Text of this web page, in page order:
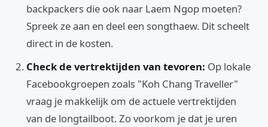
backpackers die ook naar Laem Ngop moeten?
Spreek ze aan en deel een songthaew. Dit scheelt
direct in de kosten.
Check de vertrektijden van tevoren: Op lokale
Facebookgroepen zoals "Koh Chang Traveller"
vraag je makkelijk om de actuele vertrektijden
van de longtailboot. Zo voorkom je dat je uren